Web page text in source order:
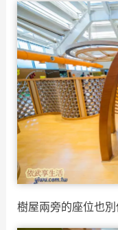
樹屋兩旁的座位也